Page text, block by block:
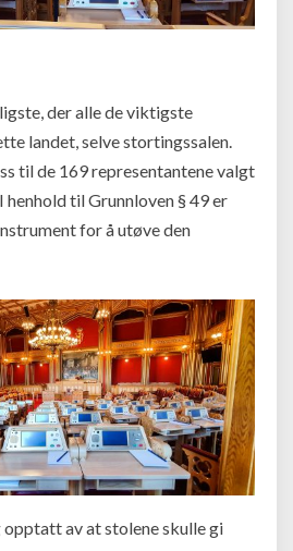
der alle de viktigste
landet, selve stortingssalen.
til de 169 representantene valgt
til Grunnloven § 49 er
for å utøve den
av at stolene skulle gi